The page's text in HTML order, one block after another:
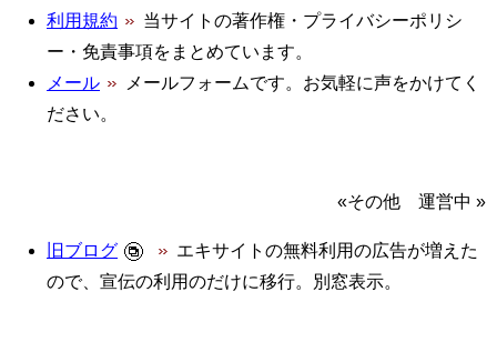
利用規約
当サイトの著作権・プライバシーポリシ
ー・免責事項をまとめています。
メール
メールフォームです。お気軽に声をかけてく
ださい。
その他 運営中
旧ブログ
エキサイトの無料利用の広告が増えた
ので、宣伝の利用のだけに移行。別窓表示。